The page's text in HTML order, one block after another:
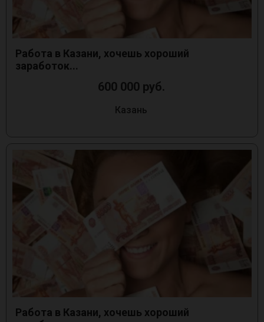
Работа в Казани, хочешь хороший
заработок...
600 000 руб.
Казань
Работа в Казани, хочешь хороший